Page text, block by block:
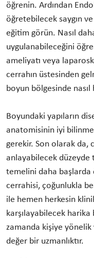
öğrenin. Ardından
öğretebilecek saygın
eğitim görün. Nasıl
uygulanabileceğini
ameliyatı veya
cerrahın üstesinden
boyun bölgesinde
Boyundaki yapıların
anatomisinin iyi
gerekir. Son olarak da,
anlayabilecek
temelini daha başlarda
cerrahisi, çoğunlukla
ile hemen herkesin
karşılayabilecek
zamanda kişiye yönelik
değer bir uzmanlıktır.